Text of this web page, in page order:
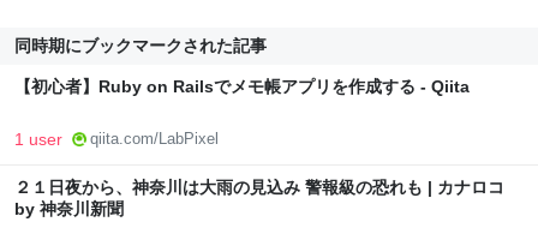
同時期にブックマークされた記事
【初心者】Ruby on Railsでメモ帳アプリを作成する - Qiita
1 user qiita.com/LabPixel
２１日夜から、神奈川は大雨の見込み 警報級の恐れも | カナロコ
by 神奈川新聞